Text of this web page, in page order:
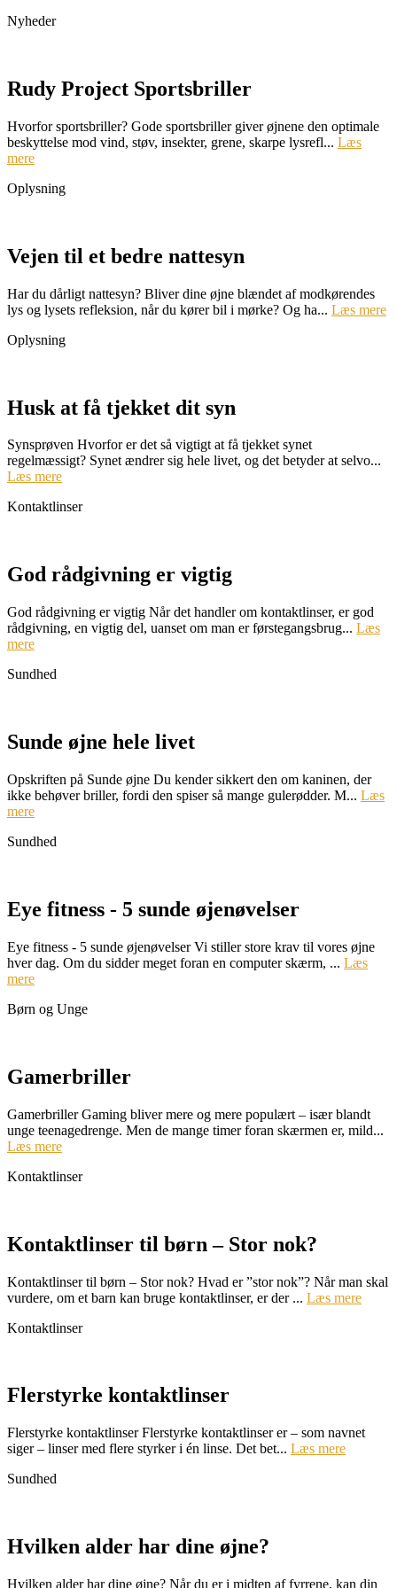
Nyheder
Rudy Project Sportsbriller
Hvorfor sportsbriller? Gode sportsbriller giver øjnene den optimale
beskyttelse mod vind, støv, insekter, grene, skarpe lysrefl... Læs
mere
Oplysning
Vejen til et bedre nattesyn
Har du dårligt nattesyn? Bliver dine øjne blændet af modkørendes
lys og lysets refleksion, når du kører bil i mørke? Og ha... Læs mere
Oplysning
Husk at få tjekket dit syn
Synsprøven Hvorfor er det så vigtigt at få tjekket synet
regelmæssigt? Synet ændrer sig hele livet, og det betyder at selvo...
Læs mere
Kontaktlinser
God rådgivning er vigtig
God rådgivning er vigtig Når det handler om kontaktlinser, er god
rådgivning, en vigtig del, uanset om man er førstegangsbrug... Læs
mere
Sundhed
Sunde øjne hele livet
Opskriften på Sunde øjne Du kender sikkert den om kaninen, der
ikke behøver briller, fordi den spiser så mange gulerødder. M... Læs
mere
Sundhed
Eye fitness - 5 sunde øjenøvelser
Eye fitness - 5 sunde øjenøvelser Vi stiller store krav til vores øjne
hver dag. Om du sidder meget foran en computer skærm, ... Læs
mere
Børn og Unge
Gamerbriller
Gamerbriller Gaming bliver mere og mere populært – især blandt
unge teenagedrenge. Men de mange timer foran skærmen er, mild...
Læs mere
Kontaktlinser
Kontaktlinser til børn – Stor nok?
Kontaktlinser til børn – Stor nok? Hvad er ”stor nok”? Når man skal
vurdere, om et barn kan bruge kontaktlinser, er der ... Læs mere
Kontaktlinser
Flerstyrke kontaktlinser
Flerstyrke kontaktlinser Flerstyrke kontaktlinser er – som navnet
siger – linser med flere styrker i én linse. Det bet... Læs mere
Sundhed
Hvilken alder har dine øjne?
Hvilken alder har dine øjne? Når du er i midten af fyrrene, kan din